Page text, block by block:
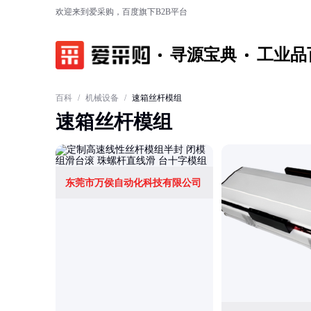
欢迎来到爱采购，百度旗下B2B平台
寻源宝典 工业品
百科 / 机械设备 / 速箱丝杆模组
速箱丝杆模组
东莞市万侯自动化科技有限公司